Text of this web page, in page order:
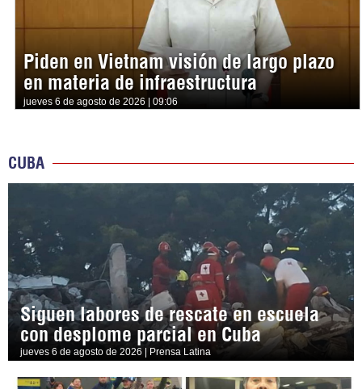
Piden en Vietnam visión de largo plazo
en materia de infraestructura
jueves 6 de agosto de 2026 | 09:06
CUBA
Siguen labores de rescate en escuela
con desplome parcial en Cuba
jueves 6 de agosto de 2026 | Prensa Latina